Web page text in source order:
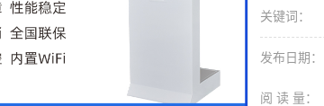
关键词：
发布日期：
阅 读 量：